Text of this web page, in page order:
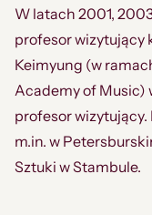
W latach 2001,
profesor wizytujący
Keimyung (w
Academy of Music)
profesor wizytujący.
m.in. w
Sztuki w Stambule.